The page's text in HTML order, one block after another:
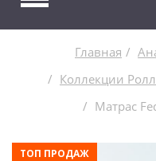
Главная
Коллекции
Матрас
ТОП ПРОДАЖ